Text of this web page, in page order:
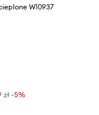
W10937
zł -5%